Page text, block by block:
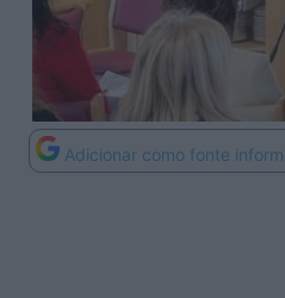
Adicionar como fonte